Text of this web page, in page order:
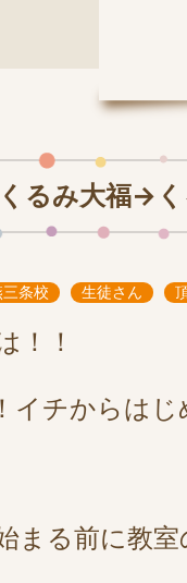
るみ大福→く
三条校 生徒さん
！！
イチからは
まる前に教